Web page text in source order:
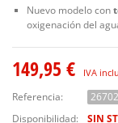
Nuevo modelo con
oxigenación del
149,95 € IVA
Referencia:
Disponibilidad:
SIN